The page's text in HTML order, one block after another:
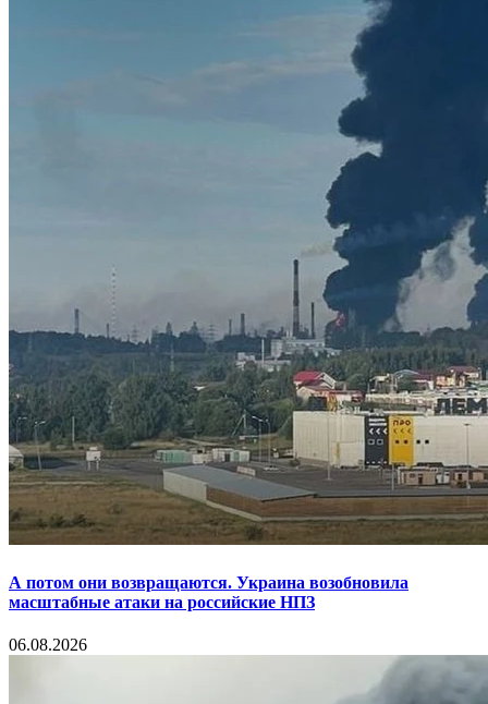
А потом они возвращаются. Украина возобновила
масштабные атаки на российские НПЗ
06.08.2026